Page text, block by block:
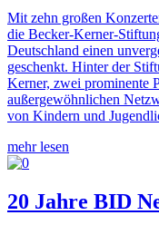
Mit zehn großen
die Becker-Kerner-
Deutschland einen
geschenkt. Hinter der
Kerner, zwei prominente
außergewöhnlichen
von Kindern und
mehr lesen
20 Jahre BID